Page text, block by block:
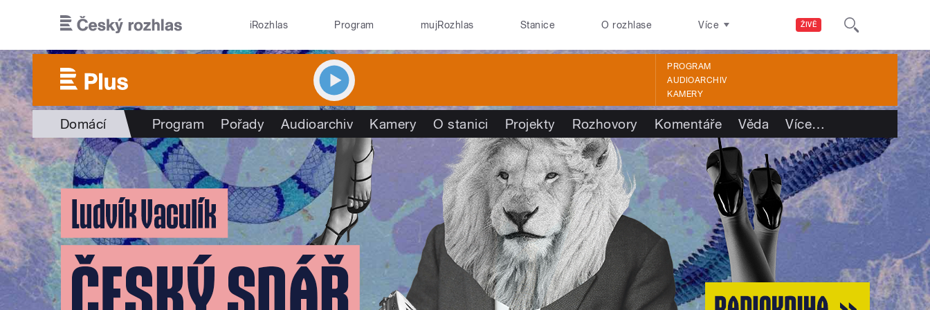
ŽIVĚ
iRozhlas Program mujRozhlas Stanice O rozhlase Více
PROGRAM
AUDIOARCHIV
KAMERY
Domácí Program Pořady Audioarchiv Kamery O stanici Projekty Rozhovory Komentáře Věda Více…